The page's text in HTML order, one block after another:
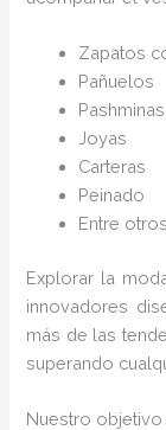
Zapatos
Pañuelos
Pashminas
Joyas
Carteras
Peinado
Entre otros.
Explorar la
innovadores
más de las
superando
Nuestro objetivo